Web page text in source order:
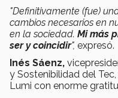
"Definitivamente (fue)
cambios necesarios en
en la sociedad. Mi más
ser y coincidir", expresó.
Inés Sáenz,
y Sostenibilidad del
Lumi con enorme